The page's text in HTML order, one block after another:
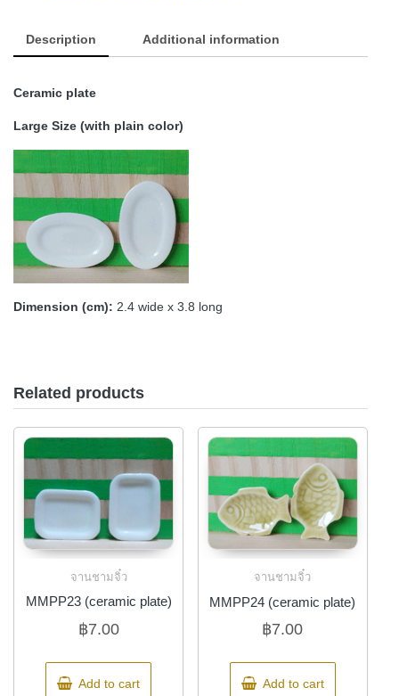
Description Additional information
Ceramic plate
Large Size (with plain color)
Dimension (cm): 2.4 wide x 3.8 long
Related products
จานชามจิ๋ว
MMPP23 (ceramic plate)
฿7.00
Add to cart
จานชามจิ๋ว
MMPP24 (ceramic plate)
฿7.00
Add to cart